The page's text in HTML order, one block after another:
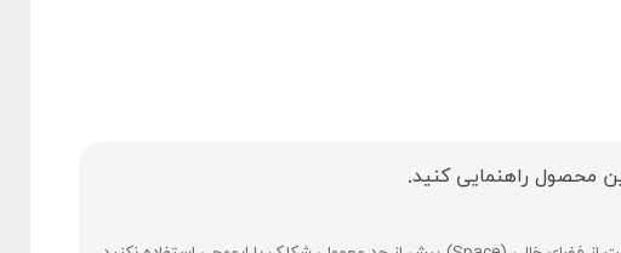
محصول راهنمایی کنید.